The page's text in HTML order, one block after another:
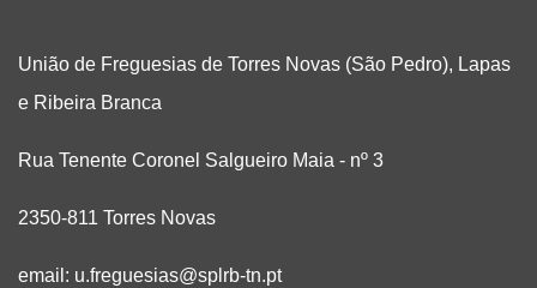
União de Freguesias de Torres Novas (São Pedro), Lapas
e Ribeira Branca
Rua Tenente Coronel Salgueiro Maia - nº 3
2350-811 Torres Novas
email: u.freguesias@splrb-tn.pt